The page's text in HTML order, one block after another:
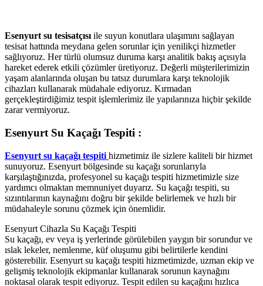
Esenyurt su tesisatçısı ile suyun konutlara ulaşımını sağlayan
tesisat hattında meydana gelen sorunlar için yenilikçi hizmetler
sağlıyoruz. Her türlü olumsuz duruma karşı analitik bakış açısıyla
hareket ederek etkili çözümler üretiyoruz. Değerli müşterilerimizin
yaşam alanlarında oluşan bu tatsız durumlara karşı teknolojik
cihazları kullanarak müdahale ediyoruz. Kırmadan
gerçekleştirdiğimiz tespit işlemlerimiz ile yapılarınıza hiçbir şekilde
zarar vermiyoruz.
Esenyurt Su Kaçağı Tespiti :
Esenyurt su kaçağı tespiti hizmetimiz ile sizlere kaliteli bir hizmet
sunuyoruz. Esenyurt bölgesinde su kaçağı sorunlarıyla
karşılaştığınızda, profesyonel su kaçağı tespiti hizmetimizle size
yardımcı olmaktan memnuniyet duyarız. Su kaçağı tespiti, su
sızıntılarının kaynağını doğru bir şekilde belirlemek ve hızlı bir
müdahaleyle sorunu çözmek için önemlidir.
Esenyurt Cihazla Su Kaçağı Tespiti
Su kaçağı, ev veya iş yerlerinde görülebilen yaygın bir sorundur ve
ıslak lekeler, nemlenme, küf oluşumu gibi belirtilerle kendini
gösterebilir. Esenyurt su kaçağı tespiti hizmetimizde, uzman ekip ve
gelişmiş teknolojik ekipmanlar kullanarak sorunun kaynağını
noktasal olarak tespit ediyoruz. Tespit edilen su kaçağını hızlıca